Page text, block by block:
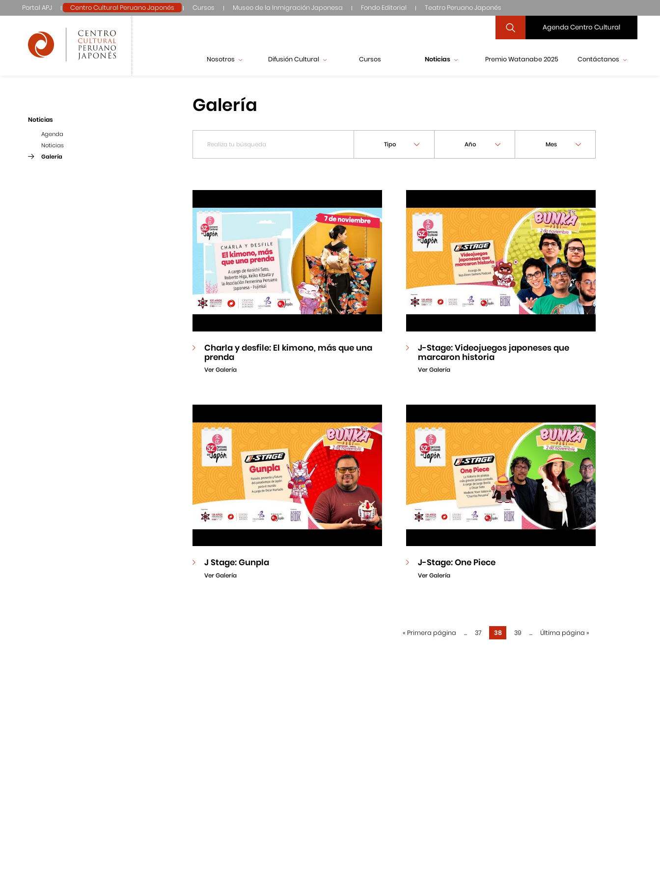
Portal APJ Centro Cultural Peruano Japonés Cursos Museo de la Inmigración Japonesa Fondo Editorial Teatro Peruano Japonés
Agenda Centro Cultural
Nosotros Difusión Cultural Cursos Noticias Premio Watanabe 2025 Contáctanos
Noticias
Agenda
Noticias
Galería
Galería
Tipo Año Mes
Charla y desfile: El kimono, más que una
prenda
Ver Galería
J-Stage: Videojuegos japoneses que
marcaron historia
Ver Galería
J Stage: Gunpla
Ver Galería
J-Stage: One Piece
Ver Galería
« Primera página ... 37 38 39 ... Última página »